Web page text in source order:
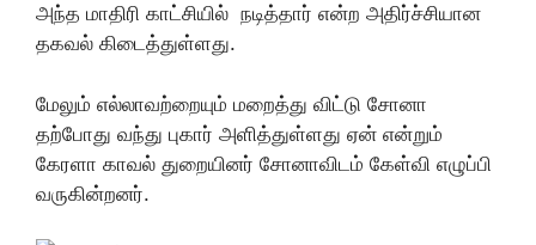
அந்த மாதிரி காட்சியில் நடித்தார் என்ற அதிர்ச்சியான
தகவல் கிடைத்துள்ளது.
மேலும் எல்லாவற்றையும் மறைத்து விட்டு சோனா
தற்போது வந்து புகார் அளித்துள்ளது ஏன் என்றும்
கேரளா காவல் துறையினர் சோனாவிடம் கேள்வி எழுப்பி
வருகின்றனர்.